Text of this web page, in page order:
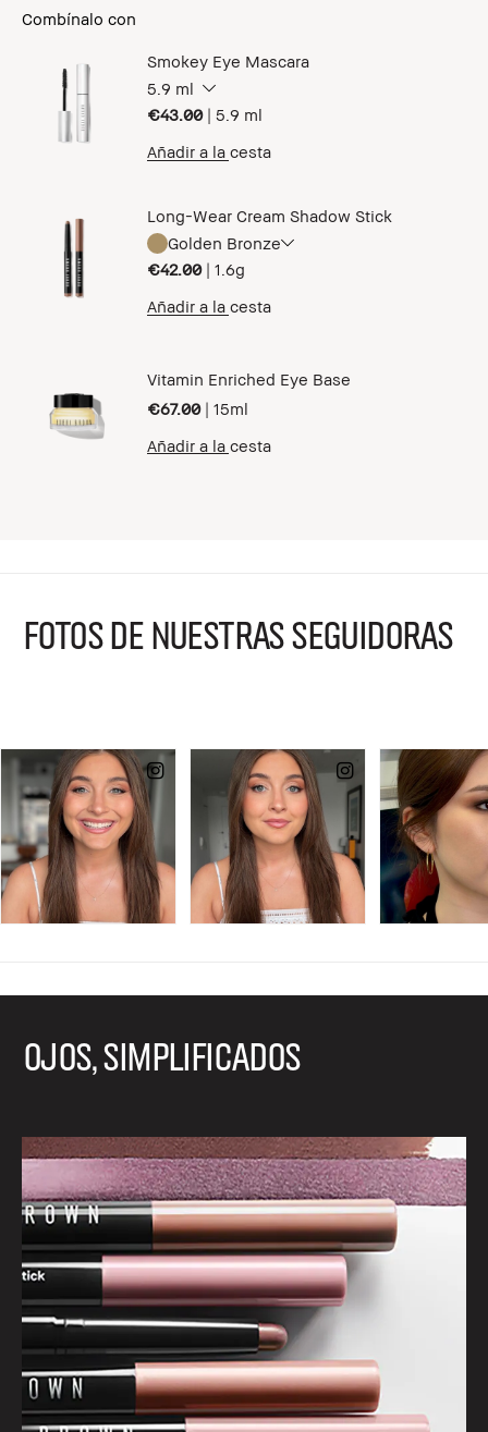
Combínalo con
Smokey Eye Mascara
5.9 ml
€43.00 | 5.9 ml
Añadir a la cesta
Long-Wear Cream Shadow Stick
Golden Bronze
€42.00 | 1.6g
Añadir a la cesta
Vitamin Enriched Eye Base
€67.00 | 15ml
Añadir a la cesta
FOTOS DE NUESTRAS SEGUIDORAS
OJOS, SIMPLIFICADOS